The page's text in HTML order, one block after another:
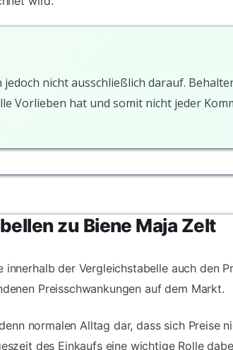
jedoch nicht ausschließlich darauf.
Vorlieben hat und somit nicht jeder
zu Biene Maja Zelt
innerhalb der Vergleichstabelle auch den
Preisschwankungen auf dem Markt.
normalen Alltag dar, dass sich Preise
des Einkaufs eine wichtige Rolle